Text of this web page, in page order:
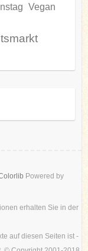
Vegan
Powered by
erhalten Sie in der
auf diesen Seiten ist -